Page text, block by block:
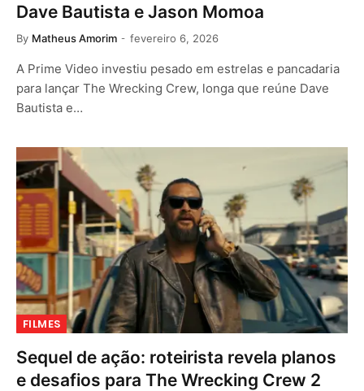
Dave Bautista e Jason Momoa
By Matheus Amorim fevereiro 6, 2026
A Prime Video investiu pesado em estrelas e pancadaria
para lançar The Wrecking Crew, longa que reúne Dave
Bautista e…
FILMES
Sequel de ação: roteirista revela planos
e desafios para The Wrecking Crew 2